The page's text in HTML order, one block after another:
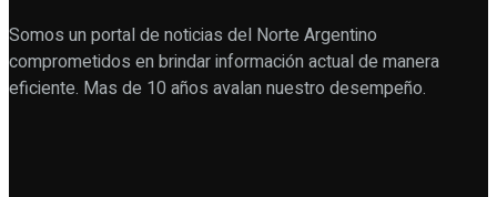
Somos un portal de noticias del Norte Argentino
comprometidos en brindar información actual de manera
eficiente. Mas de 10 años avalan nuestro desempeño.